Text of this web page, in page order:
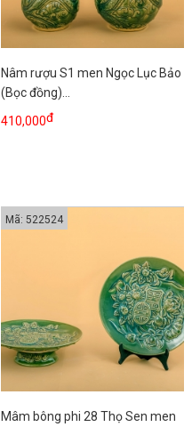
Nâm rượu S1 men Ngọc Lục Bảo
(Bọc đồng)...
410,000đ
Mâm bông phi 28 Thọ Sen men
Mã: 522524